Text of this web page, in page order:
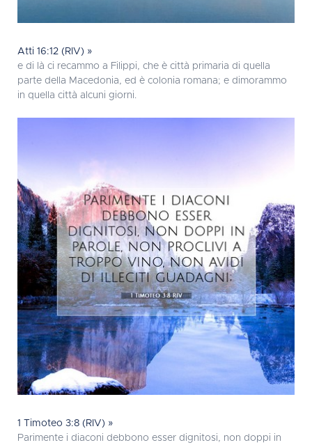
Atti 16:12 (RIV) »
e di là ci recammo a Filippi, che è città primaria di quella
parte della Macedonia, ed è colonia romana; e dimorammo
in quella città alcuni giorni.
1 Timoteo 3:8 (RIV) »
Parimente i diaconi debbono esser dignitosi, non doppi in